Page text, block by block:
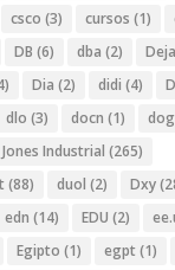
csco (3) cursos (1)
DB (6) dba (2)
Dia (2) didi (4)
dlo (3) docn (1)
Industrial (265)
(88) duol (2) Dxy
edn (14) EDU (2)
Egipto (1) egpt (1)